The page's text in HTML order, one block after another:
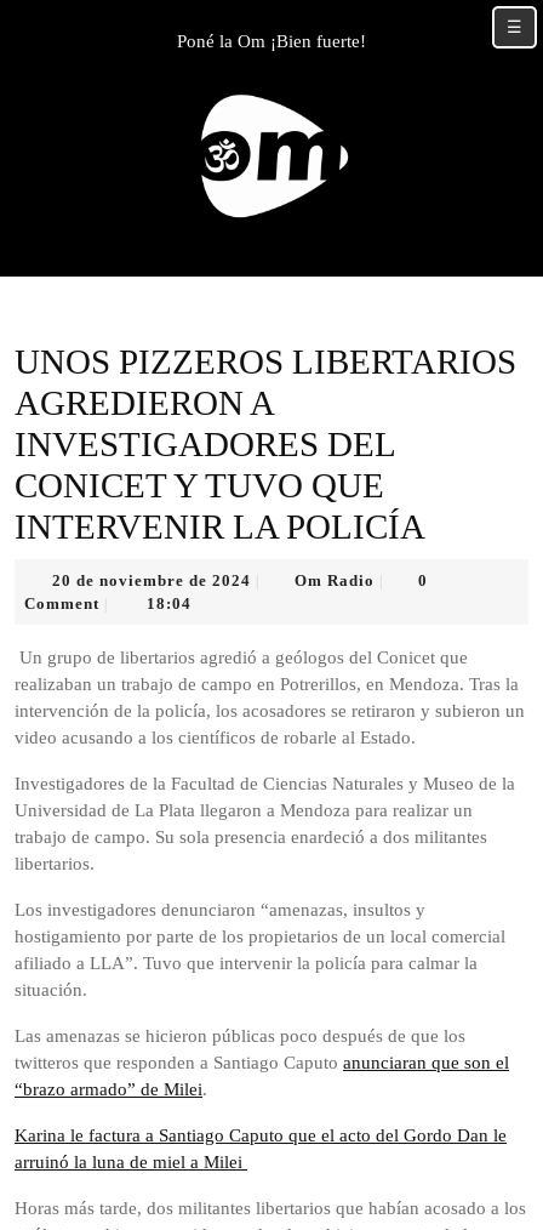
Poné la Om ¡Bien fuerte!
UNOS PIZZEROS LIBERTARIOS
AGREDIERON A
INVESTIGADORES DEL
CONICET Y TUVO QUE
INTERVENIR LA POLICÍA
20 de noviembre de 2024
de
2024
Om Radio
0
Comment
18:04
Un grupo de libertarios agredió a geólogos del Conicet que
realizaban un trabajo de campo en Potrerillos, en Mendoza. Tras la
intervención de la policía, los acosadores se retiraron y subieron un
video acusando a los científicos de robarle al Estado.
Investigadores de la Facultad de Ciencias Naturales y Museo de la
Universidad de La Plata llegaron a Mendoza para realizar un
trabajo de campo. Su sola presencia enardeció a dos militantes
libertarios.
Los investigadores denunciaron “amenazas, insultos y
hostigamiento por parte de los propietarios de un local comercial
afiliado a LLA”. Tuvo que intervenir la policía para calmar la
situación.
Las amenazas se hicieron públicas poco después de que los
twitteros que responden a Santiago Caputo anunciaran que son el
“brazo armado” de Milei.
Karina le factura a Santiago Caputo que el acto del Gordo Dan le
arruinó la luna de miel a Milei
Horas más tarde, dos militantes libertarios que habían acosado a los
☰